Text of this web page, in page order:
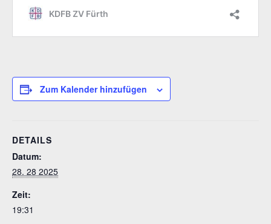
Zum Kalender hinzufügen
DETAILS
Datum:
28. 28 2025
Zeit:
19:31